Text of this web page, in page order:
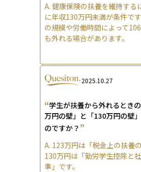
A. 健康保険の扶養を維持する
に年収130万円未満が条件で
の規模や労働時間によって
も外れる場合があります。
2025.10.27
“学生が扶養から外れるとき
万円の壁」と「130万円の壁
のですか？ ”
A. 123万円は「税金上の扶養の
130万円は「勤労学生控除と
準」です。